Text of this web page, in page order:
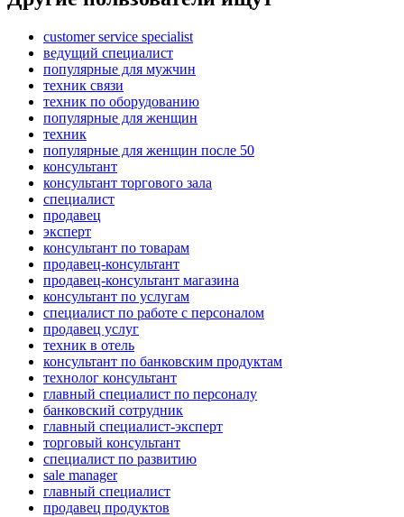
customer service specialist
ведущий специалист
популярные для мужчин
техник связи
техник по оборудованию
популярные для женщин
техник
популярные для женщин после 50
консультант
консультант торгового зала
специалист
продавец
эксперт
консультант по товарам
продавец-консультант
продавец-консультант магазина
консультант по услугам
специалист по работе с персоналом
продавец услуг
техник в отель
консультант по банковским продуктам
технолог консультант
главный специалист по персоналу
банковский сотрудник
главный специалист-эксперт
торговый консультант
специалист по развитию
sale manager
главный специалист
продавец продуктов